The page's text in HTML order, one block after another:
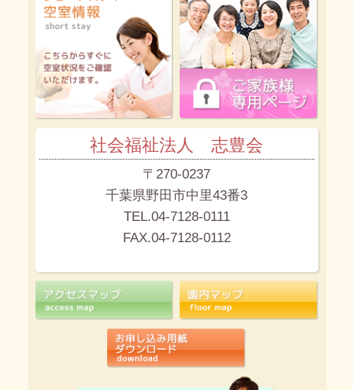
社会福祉法人 志豊会
〒270-0237
千葉県野田市中里43番3
TEL.04-7128-0111
FAX.04-7128-0112